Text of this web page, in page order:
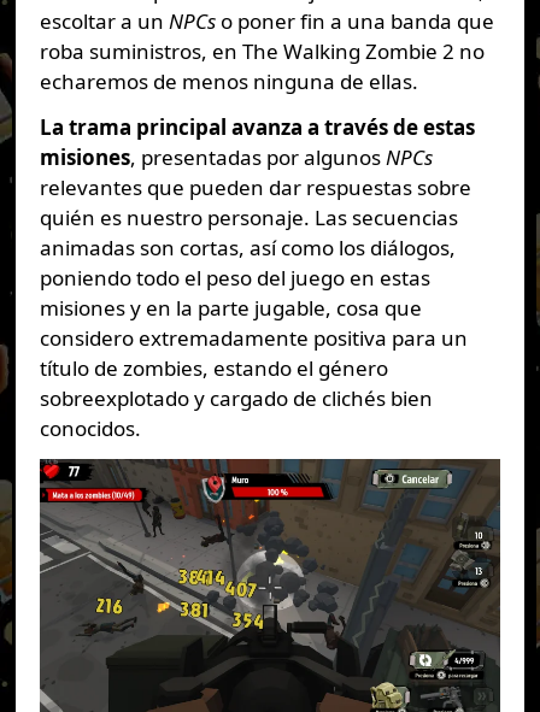
escoltar a un NPCso poner fin a una banda que
roba suministros, en The Walking Zombie 2 no
echaremos de menos ninguna de ellas.
La trama principal avanza a través de estas
misiones, presentadas por algunos NPCs
relevantes que pueden dar respuestas sobre
quién es nuestro personaje. Las secuencias
animadas son cortas, así como los diálogos,
poniendo todo el peso del juego en estas
misiones y en la parte jugable, cosa que
considero extremadamente positiva para un
título de zombies, estando el género
sobreexplotado y cargado de clichés bien
conocidos.